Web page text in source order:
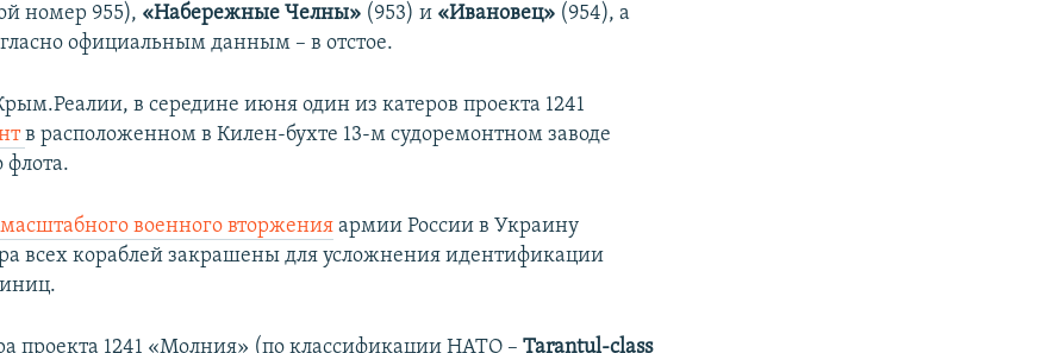
номер 955), «Набережные Челны» (953) и «Ивановец» (954), а
официальным данным – в отстое.
в середине июня один из катеров проекта 1241
в расположенном в Килен-бухте 13-м судоремонтном заводе
флота.
военного вторжения армии России в Украину
всех кораблей закрашены для усложнения идентификации
проекта 1241 «Молния» (по классификации НАТО –Tarantul-class